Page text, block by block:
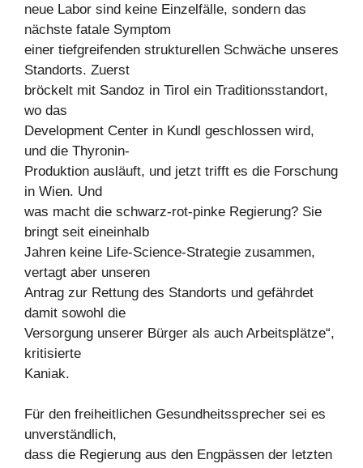
neue Labor sind keine Einzelfälle, sondern das
nächste fatale Symptom
einer tiefgreifenden strukturellen Schwäche unseres
Standorts. Zuerst
bröckelt mit Sandoz in Tirol ein Traditionsstandort,
wo das
Development Center in Kundl geschlossen wird,
und die Thyronin-
Produktion ausläuft, und jetzt trifft es die Forschung
in Wien. Und
was macht die schwarz-rot-pinke Regierung? Sie
bringt seit eineinhalb
Jahren keine Life-Science-Strategie zusammen,
vertagt aber unseren
Antrag zur Rettung des Standorts und gefährdet
damit sowohl die
Versorgung unserer Bürger als auch Arbeitsplätze“,
kritisierte
Kaniak.
Für den freiheitlichen Gesundheitssprecher sei es
unverständlich,
dass die Regierung aus den Engpässen der letzten